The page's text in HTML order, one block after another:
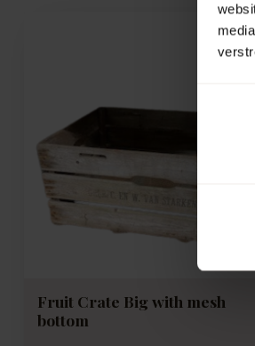
Fruit Crate Big with mesh
bottom